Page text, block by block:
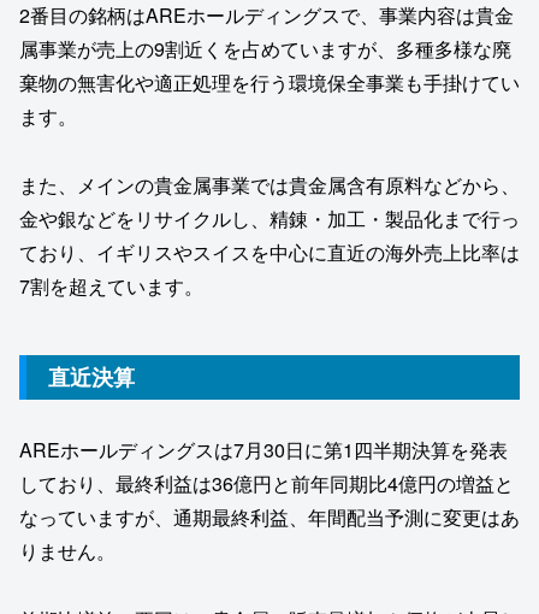
2番目の銘柄はAREホールディングスで、事業内容は貴金
属事業が売上の9割近くを占めていますが、多種多様な廃
棄物の無害化や適正処理を行う環境保全事業も手掛けてい
ます。
また、メインの貴金属事業では貴金属含有原料などから、
金や銀などをリサイクルし、精錬・加工・製品化まで行っ
ており、イギリスやスイスを中心に直近の海外売上比率は
7割を超えています。
直近決算
AREホールディングスは7月30日に第1四半期決算を発表
しており、最終利益は36億円と前年同期比4億円の増益と
なっていますが、通期最終利益、年間配当予測に変更はあ
りません。